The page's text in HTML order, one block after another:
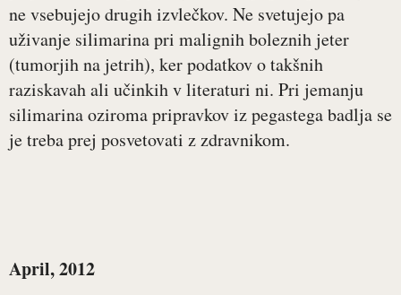
ne vsebujejo drugih izvlečkov. Ne svetujejo pa
uživanje silimarina pri malignih boleznih jeter
(tumorjih na jetrih), ker podatkov o takšnih
raziskavah ali učinkih v literaturi ni. Pri jemanju
silimarina oziroma pripravkov iz pegastega badlja se
je treba prej posvetovati z zdravnikom.
April, 2012